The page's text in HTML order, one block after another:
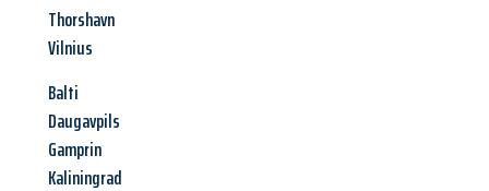
Thorshavn
Vilnius
Balti
Daugavpils
Gamprin
Kaliningrad